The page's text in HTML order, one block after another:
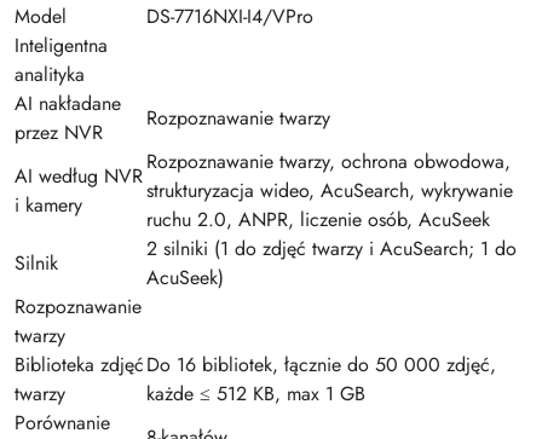
Model
DS-7716NXI-I4/VPro
Inteligentna
analityka
AI nakładane
przez NVR
Rozpoznawanie twarzy
AI według NVR
i kamery
Rozpoznawanie twarzy, ochrona obwodowa,
strukturyzacja wideo, AcuSearch, wykrywanie
ruchu 2.0, ANPR, liczenie osób, AcuSeek
Silnik
2 silniki (1 do zdjęć twarzy i AcuSearch; 1 do
AcuSeek)
Rozpoznawanie
twarzy
Biblioteka zdjęć
twarzy
Do 16 bibliotek, łącznie do 50 000 zdjęć,
każde ≤ 512 KB, max 1 GB
Porównanie